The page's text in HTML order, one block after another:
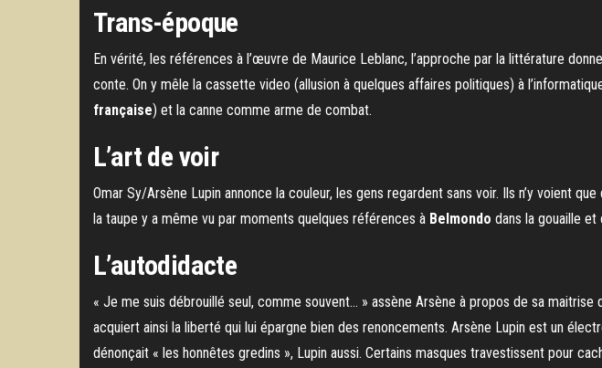
Trans-époque
En vérité, les références à l’œuvre de Maurice Leblanc, l’approche par la littérature
conte. On y mêle la cassette video (allusion à quelques affaires politiques) à
française) et la canne comme arme de combat.
L’art de voir
Omar Sy/Arsène Lupin annonce la couleur, les gens regardent sans voir. Ils n’y voient
la taupe y a même vu par moments quelques références à Belmondo dans la gouaille
L’autodidacte
« Je me suis débrouillé seul, comme souvent… » assène Arsène à propos de sa maitrise
acquiert ainsi la liberté qui lui épargne bien des renoncements. Arsène Lupin est un
dénonçait « les honnêtes gredins », Lupin aussi. Certains masques travestissent pour